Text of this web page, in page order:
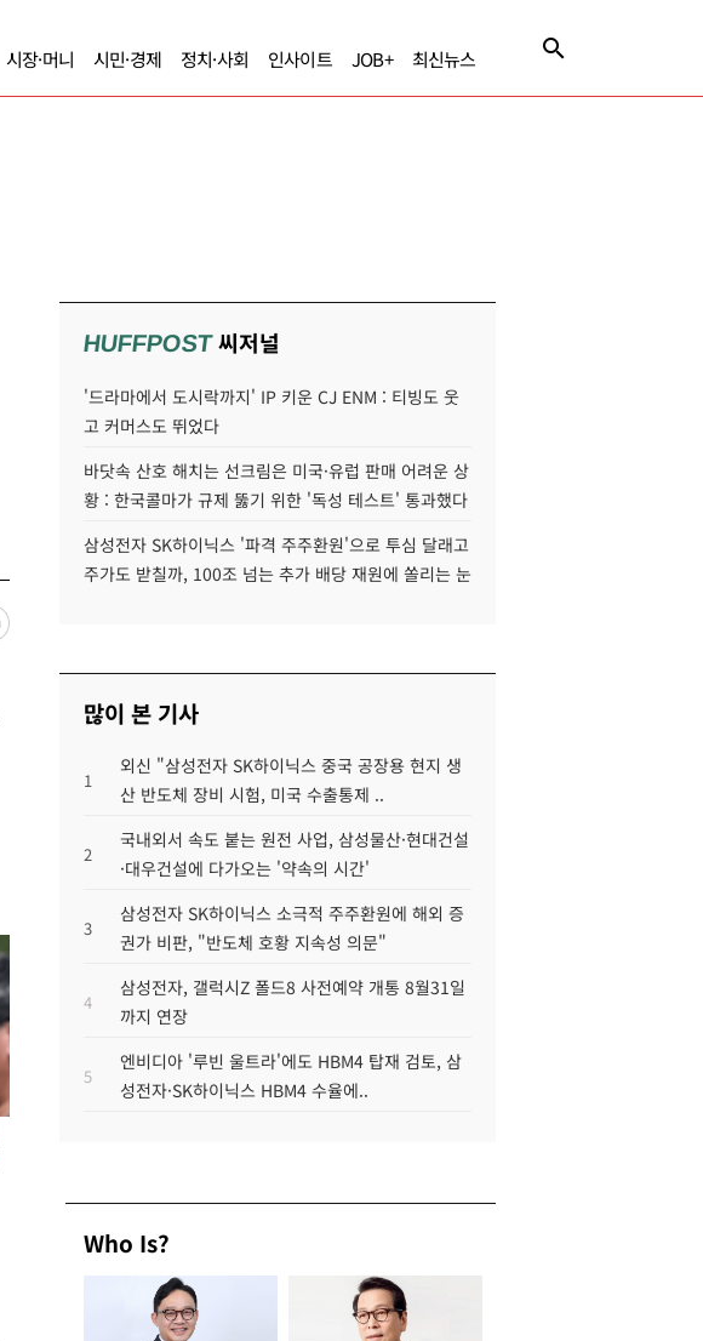
시장·머니 시민·경제 정치·사회 인사이트 JOB+ 최신뉴스
HUFFPOST씨저널
'드라마에서 도시락까지' IP 키운 CJ ENM : 티빙도 웃
고 커머스도 뛰었다
바닷속 산호 해치는 선크림은 미국·유럽 판매 어려운 상
황 : 한국콜마가 규제 뚫기 위한 '독성 테스트' 통과했다
삼성전자 SK하이닉스 '파격 주주환원'으로 투심 달래고
주가도 받칠까, 100조 넘는 추가 배당 재원에 쏠리는 눈
많이 본 기사
1
외신 "삼성전자 SK하이닉스 중국 공장용 현지 생
산 반도체 장비 시험, 미국 수출통제 ..
2
국내외서 속도 붙는 원전 사업, 삼성물산·현대건설
·대우건설에 다가오는 '약속의 시간'
3
삼성전자 SK하이닉스 소극적 주주환원에 해외 증
권가 비판, "반도체 호황 지속성 의문"
4
삼성전자, 갤럭시Z 폴드8 사전예약 개통 8월31일
까지 연장
5
엔비디아 '루빈 울트라'에도 HBM4 탑재 검토, 삼
성전자·SK하이닉스 HBM4 수율에..
Who Is?